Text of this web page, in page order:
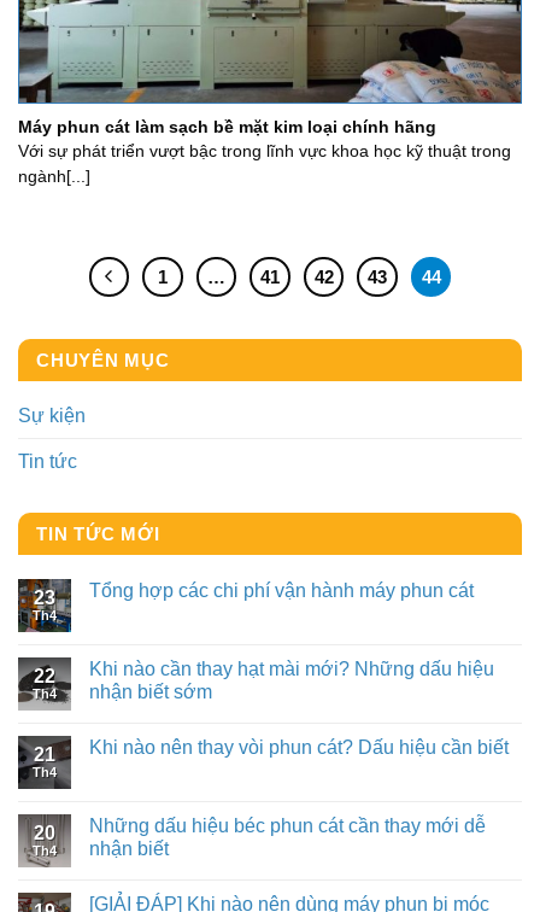
Máy phun cát làm sạch bề mặt kim loại chính hãng
Với sự phát triển vượt bậc trong lĩnh vực khoa học kỹ thuật trong
ngành[...]
1 … 41 42 43 44
CHUYÊN MỤC
Sự kiện
Tin tức
TIN TỨC MỚI
23
Th4
Tổng hợp các chi phí vận hành máy phun cát
22
Th4
Khi nào cần thay hạt mài mới? Những dấu hiệu
nhận biết sớm
21
Th4
Khi nào nên thay vòi phun cát? Dấu hiệu cần biết
20
Th4
Những dấu hiệu béc phun cát cần thay mới dễ
nhận biết
[GIẢI ĐÁP] Khi nào nên dùng máy phun bi móc